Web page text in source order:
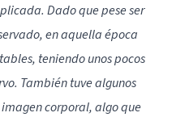
Dado que pese ser
en aquella época
teniendo unos pocos
También tuve algunos
corporal, algo que